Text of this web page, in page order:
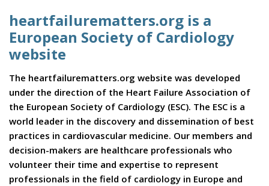
heartfailurematters.org is a
European Society of Cardiology
website
The heartfailurematters.org website was developed
under the direction of the Heart Failure Association of
the European Society of Cardiology (ESC). The ESC is a
world leader in the discovery and dissemination of best
practices in cardiovascular medicine. Our members and
decision-makers are healthcare professionals who
volunteer their time and expertise to represent
professionals in the field of cardiology in Europe and